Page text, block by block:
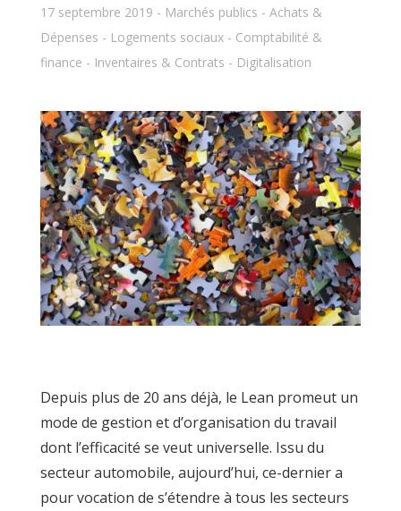
17 septembre 2019 Marchés publics
Achats &
Dépenses
Logements sociaux
Comptabilité &
finance
Inventaires & Contrats Digitalisation
Depuis plus de 20 ans déjà, le Lean promeut un
mode de gestion et d’organisation du travail
dont l’efficacité se veut universelle. Issu du
secteur automobile, aujourd’hui, ce-dernier a
pour vocation de s’étendre à tous les secteurs